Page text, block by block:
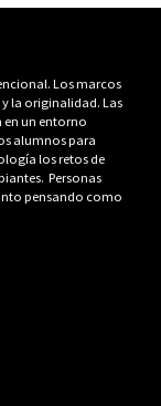
Los marcos
la originalidad. Las
en un entorno
alumnos para
los retos de
Personas
pensando como